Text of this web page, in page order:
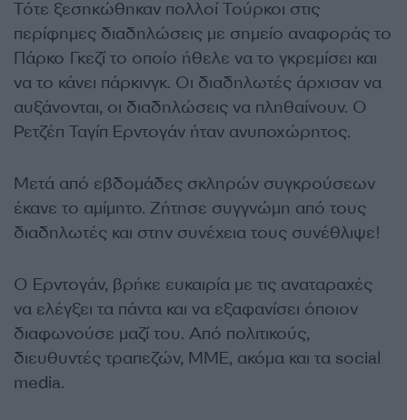
Τότε ξεσηκώθηκαν πολλοί Τούρκοι στις
περίφημες διαδηλώσεις με σημείο αναφοράς το
Πάρκο Γκεζί το οποίο ήθελε να το γκρεμίσει και
να το κάνει πάρκινγκ. Οι διαδηλωτές άρχισαν να
αυξάνονται, οι διαδηλώσεις να πληθαίνουν. Ο
Ρετζέπ Ταγίπ Ερντογάν ήταν ανυποχώρητος.
Μετά από εβδομάδες σκληρών συγκρούσεων
έκανε το αμίμητο. Ζήτησε συγγνώμη από τους
διαδηλωτές και στην συνέχεια τους συνέθλιψε!
Ο Ερντογάν, βρήκε ευκαιρία με τις αναταραχές
να ελέγξει τα πάντα και να εξαφανίσει όποιον
διαφωνούσε μαζί του. Από πολιτικούς,
διευθυντές τραπεζών, ΜΜΕ, ακόμα και τα social
media.